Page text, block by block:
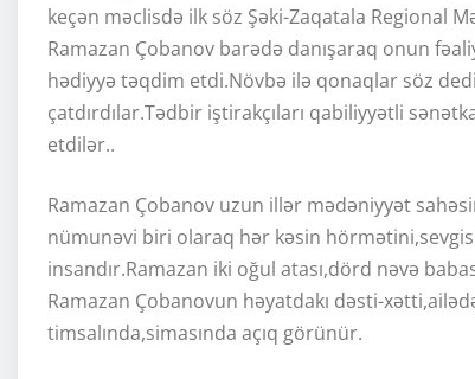
keçən məclisdə ilk söz Şəki-Zaqatala Regional
Ramazan Çobanov barədə danışaraq onun
hədiyyə təqdim etdi.Növbə ilə qonaqlar söz
çatdırdılar.Tədbir iştirakçıları qabiliyyətli
etdilər..
Ramazan Çobanov uzun illər mədəniyyət
nümunəvi biri olaraq hər kəsin
insandır.Ramazan iki oğul atası,dörd nəvə
Ramazan Çobanovun həyatdakı dəsti-
timsalında,simasında açıq görünür.